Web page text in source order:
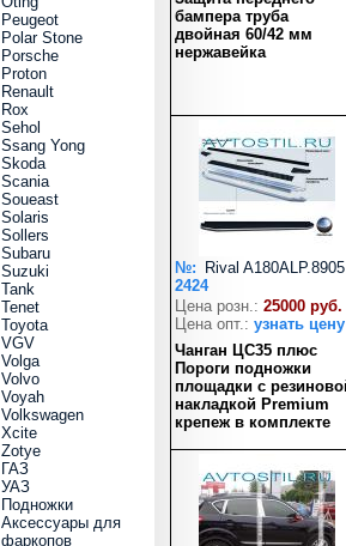
бампера труба
двойная 60/42 мм
нержавейка
Rival
№:
2424
Цена розн.: 25000 руб.
Цена опт.: узнать цену
Чанган ЦС35 плюс
Пороги подножки
площадки с
накладкой Premium
крепеж в комплекте
Peugeot
Polar Stone
Porsche
Proton
Renault
Rox
Sehol
Ssang Yong
Skoda
Scania
Soueast
Solaris
Sollers
Subaru
Suzuki
Tank
Tenet
Toyota
VGV
Volga
Volvo
Voyah
Volkswagen
Xcite
Zotye
ГАЗ
УАЗ
Подножки
Аксессуары для
фаркопов